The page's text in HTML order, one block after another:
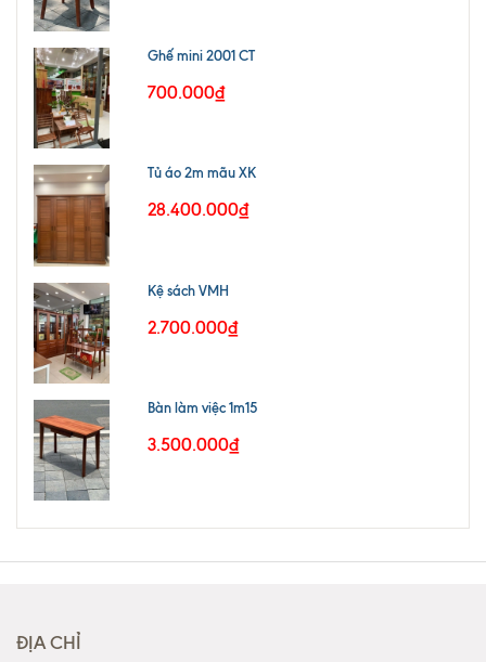
Ghế mini 2001 CT
700.000₫
Tủ áo 2m mãu XK
28.400.000₫
Kệ sách VMH
2.700.000₫
Bàn làm việc 1m15
3.500.000₫
ĐỊA CHỈ